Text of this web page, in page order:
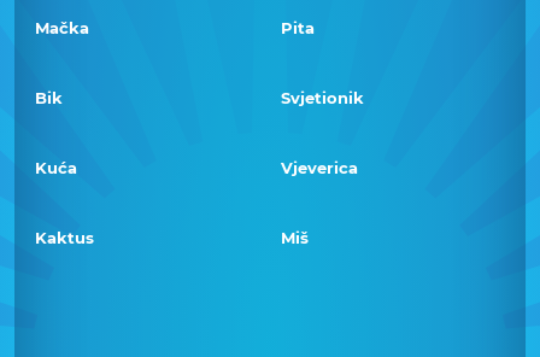
Mačka Pita
Bik Svjetionik
Kuća Vjeverica
Kaktus Miš